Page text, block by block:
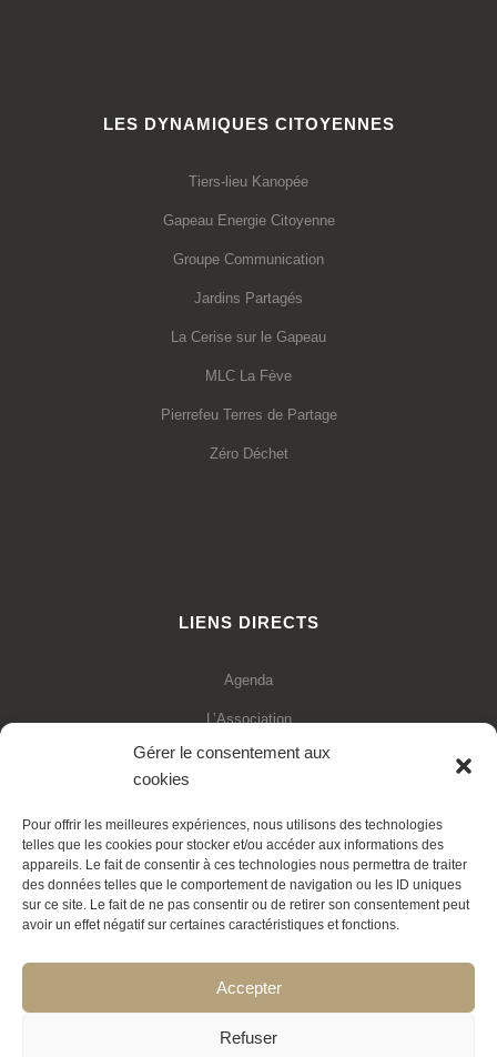
Gérer le consentement aux
cookies
Pour offrir les meilleures expériences, nous utilisons des technologies
telles que les cookies pour stocker et/ou accéder aux informations des
appareils. Le fait de consentir à ces technologies nous permettra de traiter
des données telles que le comportement de navigation ou les ID uniques
sur ce site. Le fait de ne pas consentir ou de retirer son consentement peut
avoir un effet négatif sur certaines caractéristiques et fonctions.
Accepter
Refuser
LES DYNAMIQUES CITOYENNES
Tiers-lieu Kanopée
Gapeau Energie Citoyenne
Groupe Communication
Jardins Partagés
La Cerise sur le Gapeau
MLC La Fève
Pierrefeu Terres de Partage
Zéro Déchet
LIENS DIRECTS
Agenda
L’Association
Financements
Adhésion en ligne
Faire un don déductible
Contactez-nous
Politique de cookies